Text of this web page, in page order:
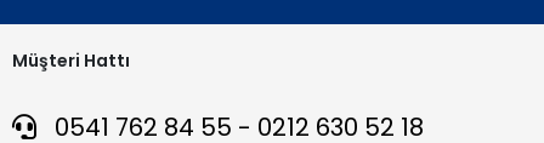
Müşteri Hattı
0541 762 84 55 - 0212 630 52 18